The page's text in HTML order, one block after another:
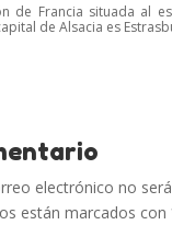
de Francia situada al
de Alsacia es
electrónico no
están marcados con